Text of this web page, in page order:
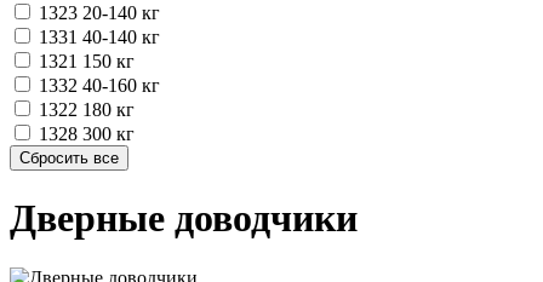
1323 20-140 кг
1331 40-140 кг
1321 150 кг
1332 40-160 кг
1322 180 кг
1328 300 кг
Дверные доводчики